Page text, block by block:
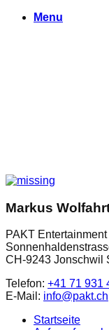
Menu
Markus
PAKT Entertainment
CH-9243 Jonschwil
Telefon: +41 71 931
E-Mail: info@pakt.ch
Startseite